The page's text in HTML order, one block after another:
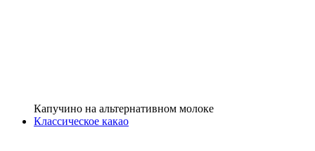
Капучино на альтернативном молоке
Классическое какао